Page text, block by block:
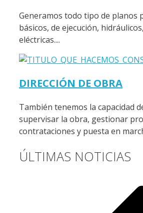
Generamos todo tipo de planos
básicos, de ejecución,
eléctricas....
DIRECCIÓN DE OBRA
También tenemos la capacidad
supervisar la obra, gestionar
contrataciones y puesta en
ÚLTIMAS NOTICIAS